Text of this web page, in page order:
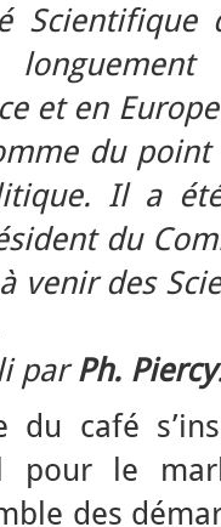
Scientifique
et en
du
Il a été
du
venir des
parPh. Piercy
du café
pour le
des